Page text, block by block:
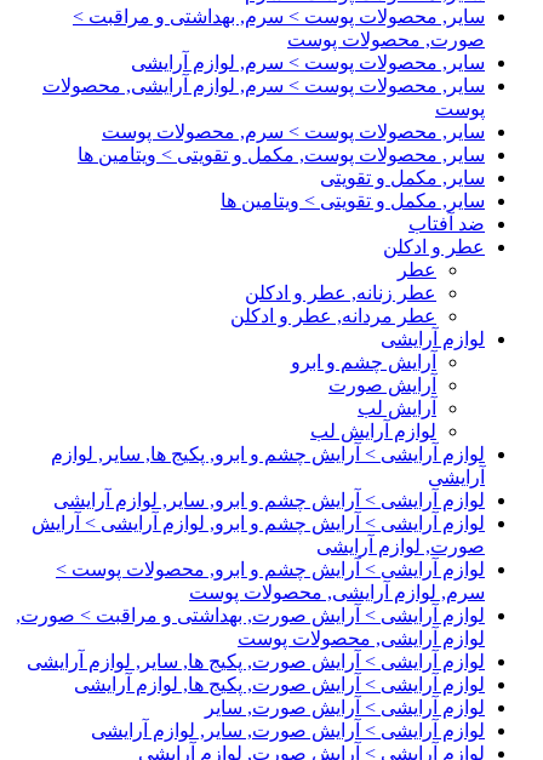
سایر, محصولات پوست > سرم, بهداشتی و مراقبت >
صورت, محصولات پوست
سایر, محصولات پوست > سرم, لوازم آرایشی
سایر, محصولات پوست > سرم, لوازم آرایشی, محصولات
پوست
سایر, محصولات پوست > سرم, محصولات پوست
سایر, محصولات پوست, مکمل و تقویتی > ویتامین ها
سایر, مکمل و تقویتی
سایر, مکمل و تقویتی > ویتامین ها
ضد آفتاب
عطر و ادکلن
عطر
عطر زنانه, عطر و ادکلن
عطر مردانه, عطر و ادکلن
لوازم آرایشی
آرایش چشم و ابرو
آرایش صورت
آرایش لب
لوازم آرایش لب
لوازم آرایشی > آرایش چشم و ابرو, پکیج ها, سایر, لوازم
آرایشی
لوازم آرایشی > آرایش چشم و ابرو, سایر, لوازم آرایشی
لوازم آرایشی > آرایش چشم و ابرو, لوازم آرایشی > آرایش
صورت, لوازم آرایشی
لوازم آرایشی > آرایش چشم و ابرو, محصولات پوست >
سرم, لوازم آرایشی, محصولات پوست
لوازم آرایشی > آرایش صورت, بهداشتی و مراقبت > صورت,
لوازم آرایشی, محصولات پوست
لوازم آرایشی > آرایش صورت, پکیج ها, سایر, لوازم آرایشی
لوازم آرایشی > آرایش صورت, پکیج ها, لوازم آرایشی
لوازم آرایشی > آرایش صورت, سایر
لوازم آرایشی > آرایش صورت, سایر, لوازم آرایشی
لوازم آرایشی > آرایش صورت, لوازم آرایشی